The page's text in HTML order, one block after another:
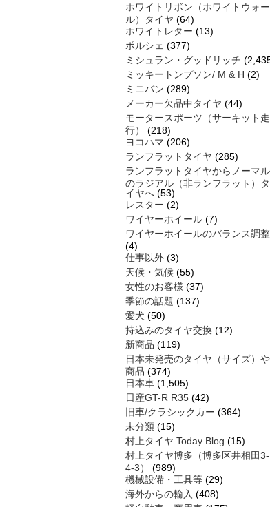
ホワイトリボン（ホワイトウォー
ル）タイヤ (64)
ホワイトレター (13)
ポルシェ (377)
ミシュラン・グッドリッチ
ミッキートンプソン/ M & H (2)
ミニバン (289)
メーカー欠品中タイヤ (44)
モータースポーツ（サーキット走
行）
(218)
ヨコハマ (206)
ランフラットタイヤ (285)
ランフラットタイヤからノーマル
のラジアル（非ランフラット）タ
イヤへ (53)
レスター (2)
ワイヤーホイール (7)
ワイヤーホイールのバランス調整
(4)
仕事以外 (3)
天候・気候 (55)
女性のお客様 (37)
季節の話題 (137)
愛犬 (50)
持込みのタイヤ交換 (12)
新商品 (119)
日本未発売のタイヤ（サイズ）や
商品 (374)
日本車 (1,505)
日産GT-R R35 (42)
旧車/クラシックカー (364)
未分類 (15)
村上タイヤ Today Blog (15)
村上タイヤ博多（博多区井相田3-
4-3）
(989)
機械設備・工具等 (29)
海外からの輸入 (408)